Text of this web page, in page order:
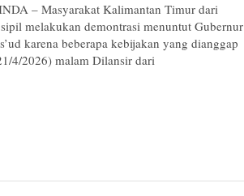
– Masyarakat Kalimantan Timur dari
melakukan demontrasi menuntut Gubernur
karena beberapa kebijakan yang dianggap
4/2026) malam Dilansir dari